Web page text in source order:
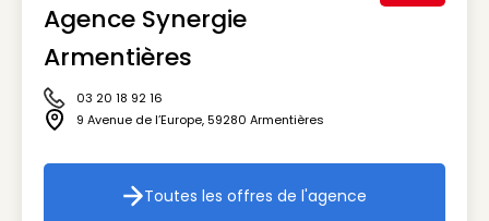
Agence Synergie
Armentières
Icône téléphone
03 20 18 92 16
Icône adresse
9 Avenue de l’Europe,59280 Armentières
Toutes les offres de l'agence
Toutes les offres de l'agence